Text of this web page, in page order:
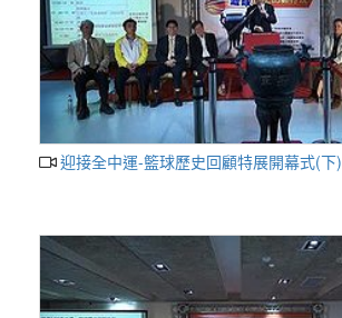
迎接全中運-籃球歷史回顧特展開幕式(下)